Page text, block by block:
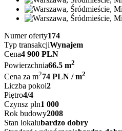
Numer oferty174
Typ transakcjiWynajem
Cena4 900 PLN
Powierzchnia66.5 m2
Cena za m274 PLN / m2
Liczba pokoi2
Piętro4/4
Czynsz pln1 000
Rok budowy2008
Stan lokalubardzo dobry